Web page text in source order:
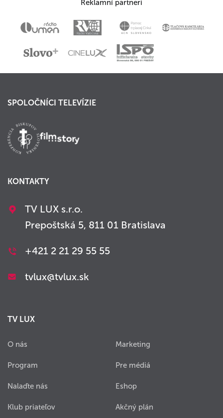
Reklamní partneri
SPOLOČNÍCI TELEVÍZIE
KONTAKTY
TV LUX s.r.o.
Prepoštská 5, 811 01 Bratislava
+421 2 21 29 55 55
tvlux@tvlux.sk
TV LUX
O nás
Program
Nalaďte nás
Klub priateľov
Marketing
Pre médiá
Eshop
Akčný plán